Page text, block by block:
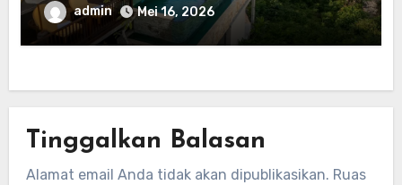
admin Mei 16, 2026
Tinggalkan Balasan
Alamat email Anda tidak akan dipublikasikan. Ruas